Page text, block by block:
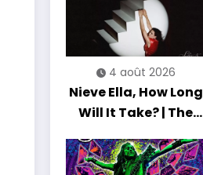
4 août 2026
Nieve Ella, How Long
Will It Take? | The